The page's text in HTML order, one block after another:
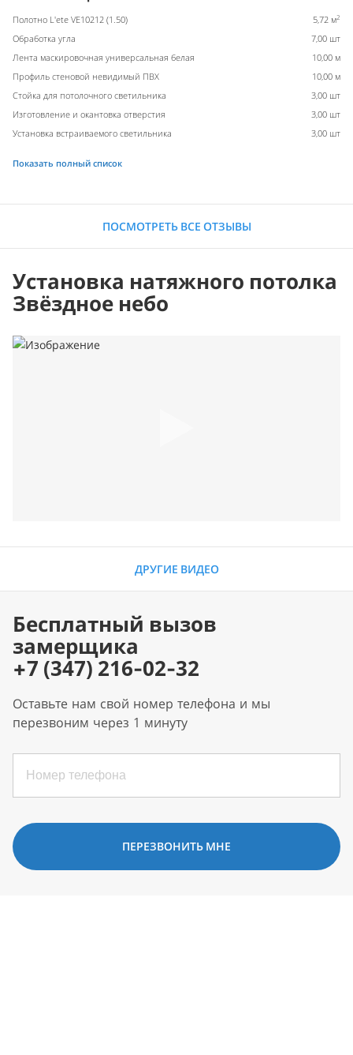
Полотно L'ete VE10212 (1.50) 5,72 м2
Обработка угла
7,00 шт
Лента маскировочная универсальная белая
10,00 м
Профиль стеновой невидимый ПВХ
10,00 м
Стойка для потолочного светильника
3,00 шт
Изготовление и окантовка отверстия
3,00 шт
Установка встраиваемого светильника
3,00 шт
Показать полный список
ПОСМОТРЕТЬ ВСЕ ОТЗЫВЫ
Установка натяжного потолка
Звёздное небо
ДРУГИЕ ВИДЕО
Бесплатный вызов
замерщика
+7 (347) 216-02-32
Оставьте нам свой номер телефона и мы
перезвоним через 1 минуту
ПЕРЕЗВОНИТЬ МНЕ